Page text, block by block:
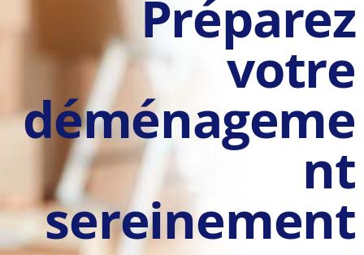
Préparez
votre
déménageme
nt
sereinement